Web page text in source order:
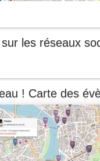
les réseaux
! Carte des